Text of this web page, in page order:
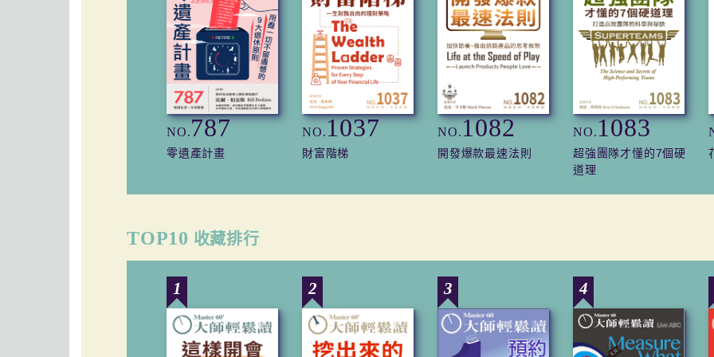
NO.787
零遺產計畫
NO.1037
財富階梯
NO.1082
開發爆款最速法則
NO.1083
超強團隊才懂的7個硬
道理
TOP10 收藏排行
1 2 3 4